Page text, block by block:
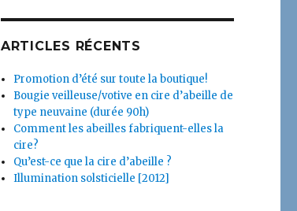
ARTICLES RÉCENTS
Promotion d’été sur toute la boutique!
Bougie veilleuse/votive en cire d’abeille de
type neuvaine (durée 90h)
Comment les abeilles fabriquent-elles la
cire?
Qu’est-ce que la cire d’abeille ?
Illumination solsticielle [2012]